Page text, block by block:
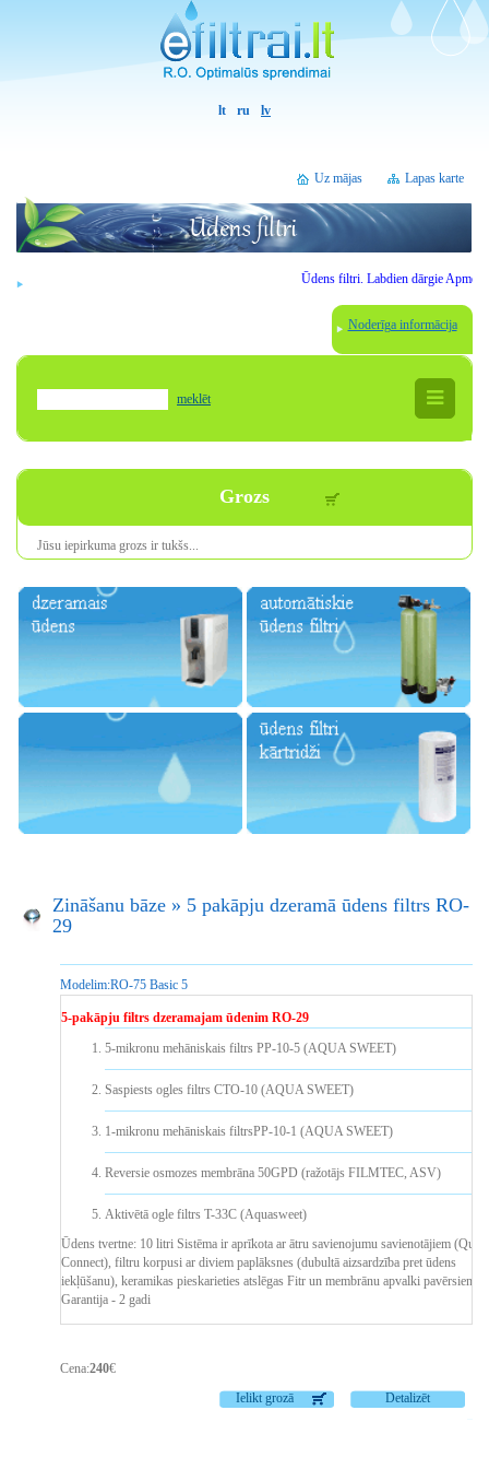
lt ru lv
Lapas karte
Uz mājas
Ūdens filtri. Labdien dārgie
Noderīga informācija
meklēt
Grozs
Jūsu iepirkuma grozs ir tukšs...
Zināšanu bāze » 5 pakāpju dzeramā ūdens filtrs RO-
29
Modelim:RO-75 Basic 5
5-pakāpju filtrs dzeramajam ūdenim RO-29
5-mikronu mehāniskais filtrs PP-10-5 (AQUA SWEET)
Saspiests ogles filtrs CTO-10 (AQUA SWEET)
1-mikronu mehāniskais filtrsPP-10-1 (AQUA SWEET)
Reversie osmozes membrāna 50GPD (ražotājs FILMTEC, ASV)
Aktivētā ogle filtrs T-33C (Aquasweet)
Ūdens tvertne: 10 litri Sistēma ir aprīkota ar ātru savienojumu savienotājiem (Quick
Connect), filtru korpusi ar diviem paplāksnes (dubultā aizsardzība pret ūdens
iekļūšanu), keramikas pieskarieties atslēgas Fitr un membrānu apvalki pavērsienu.
Garantija - 2 gadi
Cena:240€
Detalizēt
Ielikt grozā